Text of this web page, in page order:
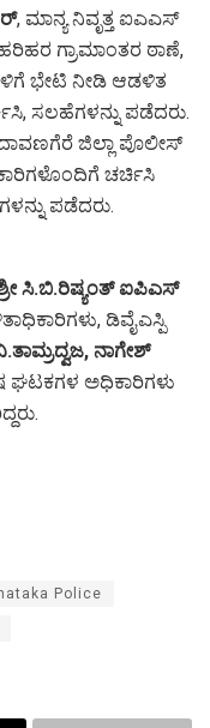
, ಮಾನ್ಯ ನಿವೃತ್ತ ಐಎಎಸ್
ಗ್ರಾಮಾಂತರ ಠಾಣೆ,
ಭೇಟಿ ನೀಡಿ ಆಡಳಿತ
ಸಲಹೆಗಳನ್ನು ಪಡೆದರು.
ಜಿಲ್ಲಾ ಪೊಲೀಸ್
ಚರ್ಚಿಸಿ
ಪಡೆದರು.
ಸಿ.ಬಿ.ರಿಷ್ಯಂತ್ ಐಪಿಎಸ್
ಡಿವೈಎಸ್ಪಿ
ನಾಗೇಶ್
ಘಟಕಗಳ ಅಧಿಕಾರಿಗಳು
Police